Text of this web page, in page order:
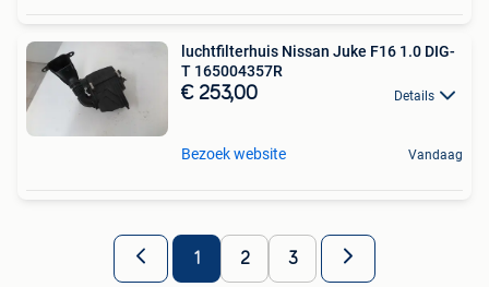
luchtfilterhuis Nissan Juke F16 1.0 DIG-
T 165004357R
€ 253,00 Details
Bezoek website Vandaag
1 2 3